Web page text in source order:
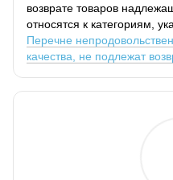
возврате товаров
относятся к категориям,
Перечне
качества, не подлежат